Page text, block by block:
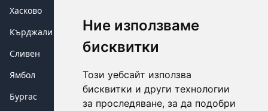
Ние използваме
бисквитки
Този уебсайт използва
бисквитки и други технологии
за проследяване, за да подобри
Хасково
Кърджали
Сливен
Ямбол
Бургас